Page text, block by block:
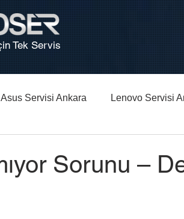
Tek Servis
Asus Servisi Ankara Lenovo Servisi
Sorunu –